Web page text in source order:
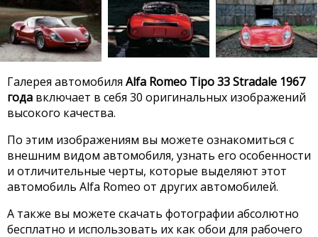
Галерея автомобиля Alfa Romeo Tipo 33 Stradale 1967
года включает в себя 30 оригинальных изображений
высокого качества.
По этим изображениям вы можете ознакомиться с
внешним видом автомобиля, узнать его особенности
и отличительные черты, которые выделяют этот
автомобиль Alfa Romeo от других автомобилей.
А также вы можете скачать фотографии абсолютно
бесплатно и использовать их как обои для рабочего